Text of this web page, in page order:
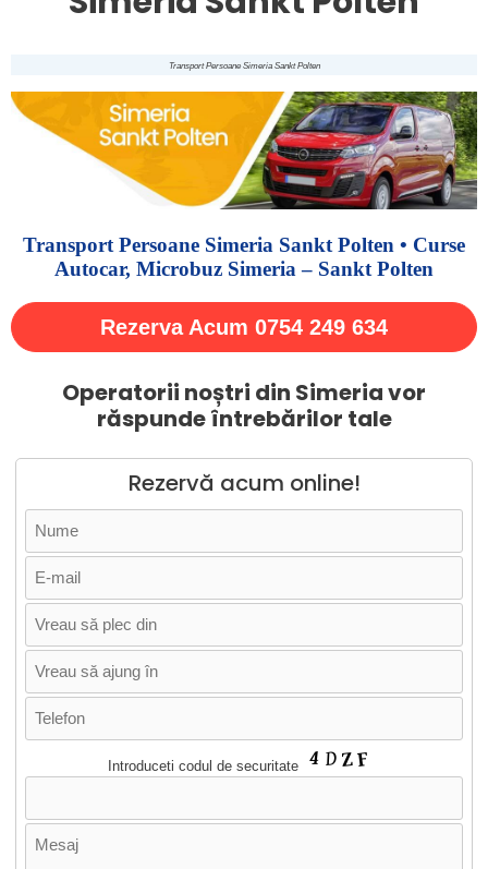
Transport Persoane Simeria Sankt Polten
Transport Persoane Simeria Sankt Polten • Curse
Autocar, Microbuz Simeria – Sankt Polten
Rezerva Acum 0754 249 634
Operatorii noștri din Simeria vor
răspunde întrebărilor tale
Rezervă acum online!
Introduceti codul de securitate